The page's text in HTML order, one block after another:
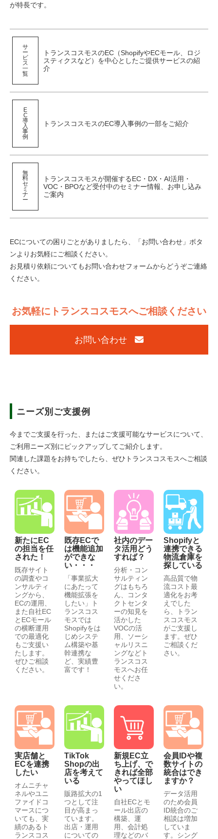
が特長です。
​サ
ー
ビ
ス
一
覧
トランスコスモスのEC（ShopifyやECモール、ロジ
スティクスなど）を中心としたご提供サービスの紹
介
E
C
導
入
事
例
トランスコスモスのEC導入事例の一部をご紹介
​無
料
セ
ミ
ナ
ー
トランスコスモスが開催するEC・DX・AI活用・
VOC・BPOなど受付中のセミナー情報、お申し込み
ご案内
ECについての困りごとがありましたら、「お問い合わせ」ボタ
ンよりお気軽にご相談ください。
お見積り依頼についてもお問い合わせフォームからどうぞご連絡
ください。
お気軽にトランスコスモスへご相談ください
お問い合わせ
ニーズ別ご支援例
今までご支援を行った、またはご支援可能なサービスについて、
ご利用ニーズ別にピックアップしてご紹介します。
関連した課題をお持ちでしたら、ぜひトランスコスモスへご相談
ください。
新たにEC
の担当を任
された！
既存サイト
の調査やコ
ンサルティ
ングから、
ECの運用、
また自社EC
とECモール
の横断運用
での最適化
もご支援い
たします。
ぜひご相談
ください。
既存ECで
は機能追加
ができな
い・・・
「事業拡大
にあたって
機能拡張を
したい」ト
ランスコス
モスでは
Shopifyをは
じめシステ
ム構築や基
幹連携な
ど、実績豊
富です！
社内のデー
タ活用どう
すれば？
分析・コン
サルティン
グはもちろ
ん、コンタ
クトセンタ
ーの知見を
活かした
VOCの活
用、ソーシ
ャルリスニ
ングなどト
ランスコス
モスへお任
せくださ
い。
Shopifyと
連携できる
物流倉庫を
探している
高品質で物
流コスト最
適化をお考
えでした
ら、トラン
スコスモス
がご支援し
ます。ぜひ
ご相談くだ
さい。
実店舗と
ECを連携
したい
オムニチャ
ネルやユニ
ファイドコ
マースにつ
いても、実
績のあるト
ランスコス
TikTok
Shopの出
店を考えて
いる
販路拡大の1
つとして注
目が高まっ
ています。
出店・運用
についての
新規EC立
ち上げ、で
きれば全部
やってほし
い
自社ECとモ
ール出店の
構築、運
用、会計処
理などのバ
会員IDや複
数サイトの
統合はでき
ますか？
データ活用
のため会員
ID統合のご
相談は増加
していま
す。シング